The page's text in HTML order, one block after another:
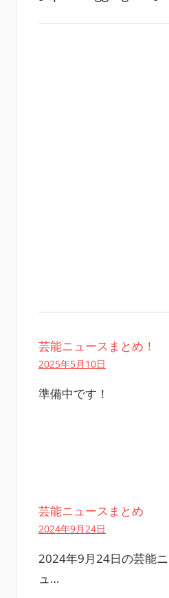
芸能ニュースまとめ！
2025年5月10日
準備中です！
芸能ニュースまとめ
2024年9月24日
2024年9月24日の芸能ニ
ュ…